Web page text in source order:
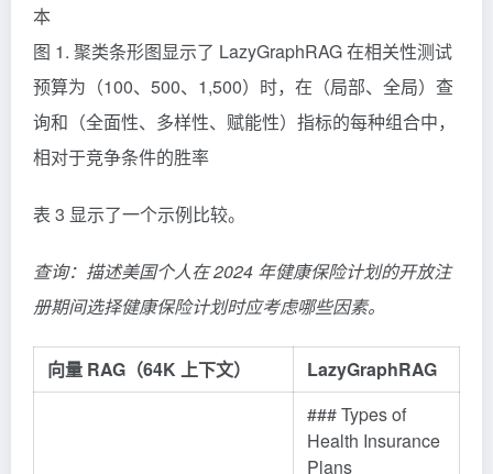
图 1. 聚类条形图显示了 LazyGraphRAG 在相关性测试
预算为（100、500、1,500）时，在（局部、全局）查
询和（全面性、多样性、赋能性）指标的每种组合中，
相对于竞争条件的胜率
表 3 显示了一个示例比较。
查询：描述美国个人在 2024 年健康保险计划的开放注
册期间选择健康保险计划时应考虑哪些因素。
向量 RAG（64K 上下文）
LazyGraphRAG
### Types of
Health Insurance
Plans